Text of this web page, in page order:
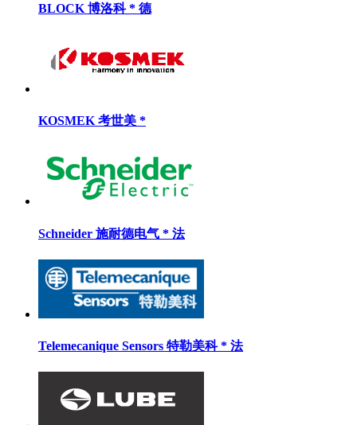
BLOCK 博洛科 * 德
KOSMEK 考世美 *
Schneider 施耐德电气 * 法
Telemecanique Sensors 特勒美科 * 法